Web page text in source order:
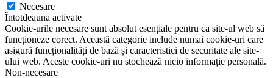
Necesare
Întotdeauna activate
Cookie-urile necesare sunt absolut esențiale pentru ca site-ul web să
funcționeze corect. Această categorie include numai cookie-uri care
asigură funcționalități de bază și caracteristici de securitate ale site-
ului web. Aceste cookie-uri nu stochează nicio informație personală.
Non-necesare